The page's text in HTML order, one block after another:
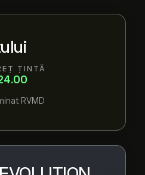
ȚINTĂ
RVMD